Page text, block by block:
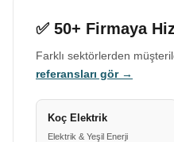
✅ 50+ Firmaya
Farklı sektörlerden
referansları gör →
Koç Elektrik
Elektrik & Yeşil Enerji